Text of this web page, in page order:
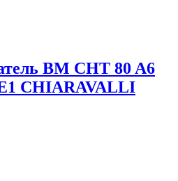
BM CHT 80 A6
CHIARAVALLI